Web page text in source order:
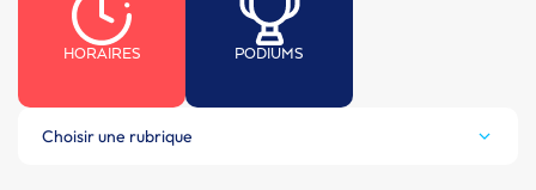
HORAIRES PODIUMS
Choisir une rubrique